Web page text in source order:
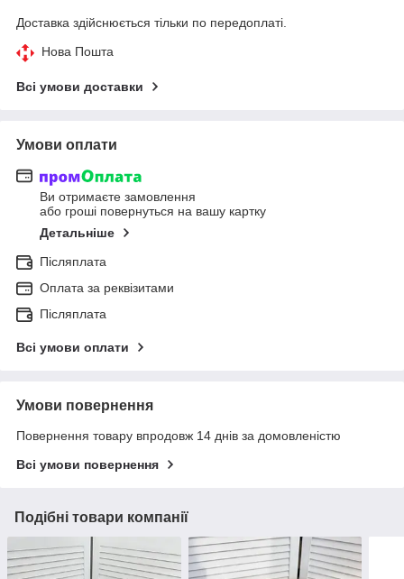
Доставка здійснюється тільки по передоплаті.
Нова Пошта
Всі умови доставки
Умови оплати
Ви отримаєте замовлення
або гроші повернуться на вашу картку
Детальніше
Післяплата
Оплата за реквізитами
Післяплата
Всі умови оплати
Умови повернення
Повернення товару впродовж 14 днів за домовленістю
Всі умови повернення
Подібні товари компанії